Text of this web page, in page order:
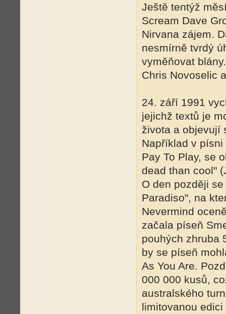
Ještě tentýž
Scream Dave
Nirvana zájem.
nesmírně tvrdý
vyměňovat
Chris Novoselic
24. září 1991
jejichž textů je
života a objevují
Například v písni
Pay To Play, se
dead than cool"
O den později
Paradiso", na
Nevermind
začala píseň
pouhých zhruba
by se píseň
As You Are.
000 000 kusů,
australského
limitovanou